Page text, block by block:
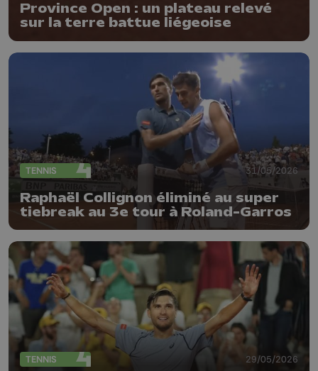
Province Open : un plateau relevé
sur la terre battue liégeoise
TENNIS 31/05/2026
Raphaël Collignon éliminé au super
tiebreak au 3e tour à Roland-Garros
TENNIS 29/05/2026